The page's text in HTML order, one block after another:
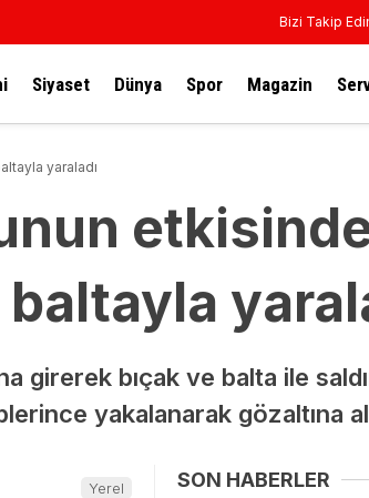
Bizi Takip
Siyaset Dünya Spor Magazin
yaraladı
girerek bıçak ve balta ile
yakalanarak gözaltına
Yerel SON HABERLER